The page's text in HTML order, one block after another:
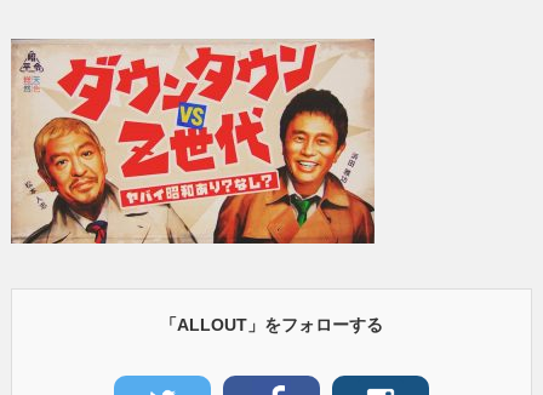
「ALLOUT」をフォローする